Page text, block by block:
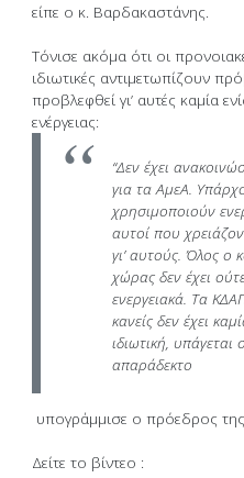
είπε ο κ. Βαρδακαστάνης.
Τόνισε ακόμα ότι οι
ιδιωτικές αντιμετωπίζουν
προβλεφθεί γι’ αυτές καμία
ενέργειας:
“Δεν έχει
για τα ΑμεΑ.
χρησιμοποιούν
αυτοί που
γι’ αυτούς. Όλος ο
χώρας δεν έχει
ενεργειακά. Τα
κανείς δεν έχει
ιδιωτική, υπάγεται
απαράδεκτο
υπογράμμισε ο πρόεδρος
Δείτε το βίντεο :